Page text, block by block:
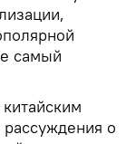
самый
о